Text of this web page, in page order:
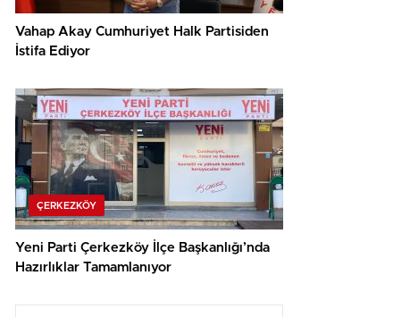
Vahap Akay Cumhuriyet Halk Partisiden
İstifa Ediyor
ÇERKEZKÖY
Yeni Parti Çerkezköy İlçe Başkanlığı’nda
Hazırlıklar Tamamlanıyor